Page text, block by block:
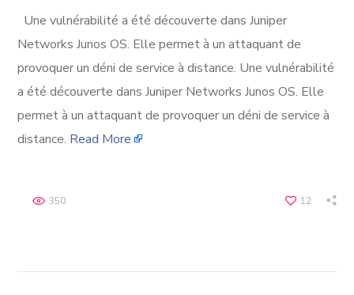
Une vulnérabilité a été découverte dans Juniper
Networks Junos OS. Elle permet à un attaquant de
provoquer un déni de service à distance. Une vulnérabilité
a été découverte dans Juniper Networks Junos OS. Elle
permet à un attaquant de provoquer un déni de service à
distance. Read More
12
350